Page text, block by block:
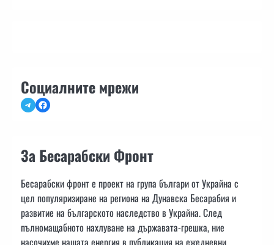
Социалните мрежи
TelegramFacebook
За Бесарабски Фронт
Бесарабски фронт е проект на група българи от Украйна с
цел популяризиране на региона на Дунавска Бесарабия и
развитие на българското наследство в Украйна. След
пълномащабното нахлуване на държавата-грешка, ние